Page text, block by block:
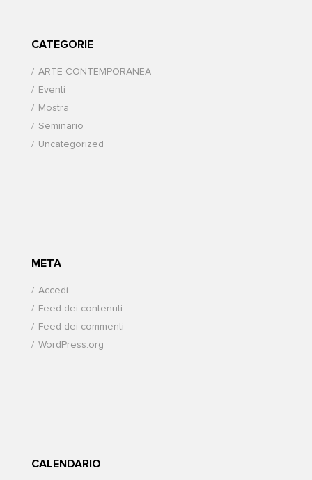
CATEGORIE
ARTE CONTEMPORANEA
Eventi
Mostra
Seminario
Uncategorized
META
Accedi
Feed dei contenuti
Feed dei commenti
WordPress.org
CALENDARIO